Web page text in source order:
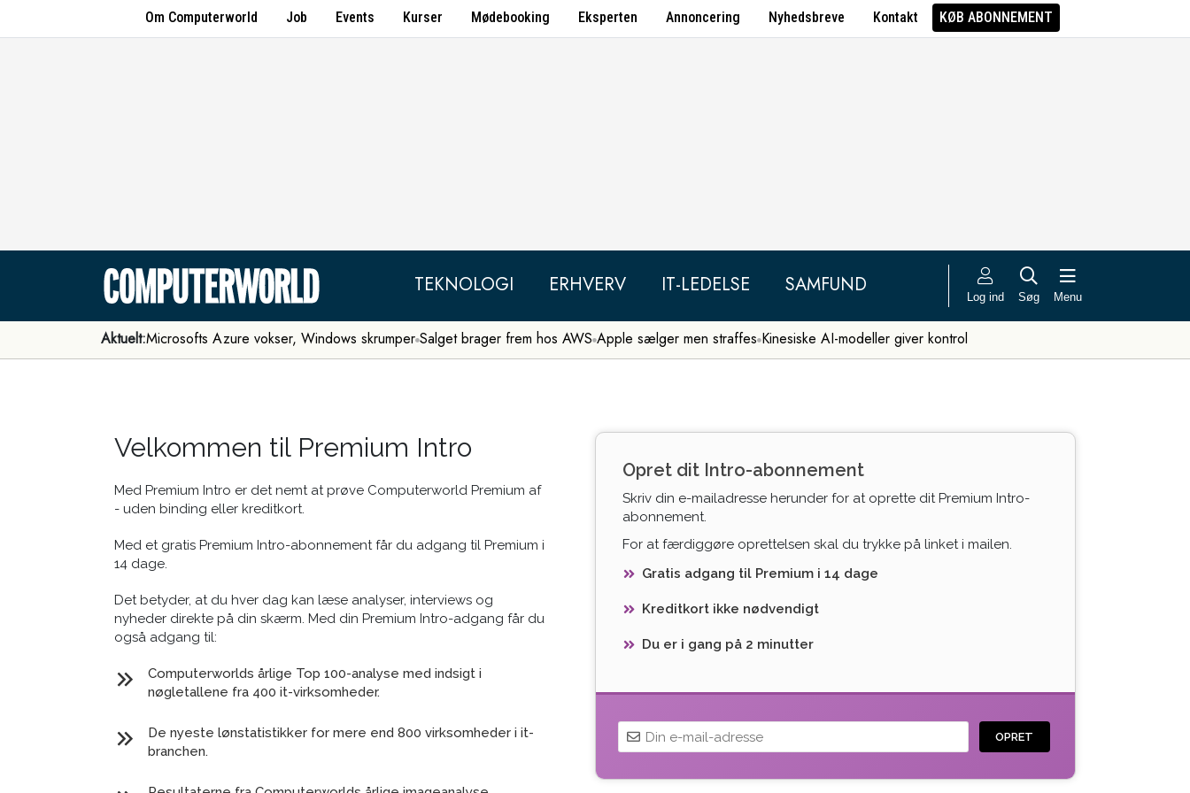
Om Computerworld Job Events Kurser Mødebooking Eksperten Annoncering Nyhedsbreve Kontakt KØB ABONNEMENT
TEKNOLOGI ERHVERV IT-LEDELSE SAMFUND Log ind Søg Menu
Aktuelt:Microsofts Azure vokser, Windows skrumper Salget brager frem hos AWS Apple sælger men straffes Kinesiske AI-modeller giver kontrol
Velkommen til Premium Intro
Med Premium Intro er det nemt at prøve Computerworld Premium af
- uden binding eller kreditkort.
Med et gratis Premium Intro-abonnement får du adgang til Premium i
14 dage.
Det betyder, at du hver dag kan læse analyser, interviews og
nyheder direkte på din skærm. Med din Premium Intro-adgang får du
også adgang til:
Computerworlds årlige Top 100-analyse med indsigt i
nøgletallene fra 400 it-virksomheder.
De nyeste lønstatistikker for mere end 800 virksomheder i it-
branchen.
Opret dit Intro-abonnement
Skriv din e-mailadresse herunder for at oprette dit Premium Intro-
abonnement.
For at færdiggøre oprettelsen skal du trykke på linket i mailen.
Gratis adgang til Premium i 14 dage
Kreditkort ikke nødvendigt
Du er i gang på 2 minutter
OPRET